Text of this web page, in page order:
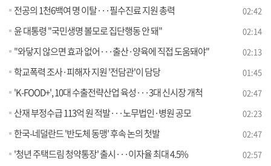
전공의 1천6백여 명 이탈···필수진료 지원 총력 02:42
윤 대통령 "국민생명 볼모로 집단행동 안 돼" 02:14
"와닿지 않으면 효과 없어···출산·양육에 직접 도움돼야" 02:13
학교폭력 조사·피해자 지원 '전담관'이 담당 01:45
'K-FOOD+', 10대 수출전략산업 육성···3대 신시장 개척 02:47
산재 부정수급 113억 원 적발···노무법인·병원 공모 02:23
한국-네덜란드 '반도체 동맹' 후속 논의 첫발 02:47
'청년 주택드림 청약통장' 출시···이자율 최대 4.5% 02:57